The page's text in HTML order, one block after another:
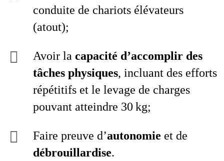
conduite de chariots élévateurs
(atout);
Avoir la capacité d’accomplir des
tâches physiques, incluant des efforts
répétitifs et le levage de charges
pouvant atteindre 30 kg;
Faire preuve d’autonomie et de
débrouillardise.